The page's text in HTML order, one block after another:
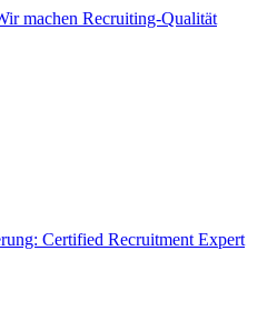
machen Recruiting-Qualität
Certified Recruitment Expert